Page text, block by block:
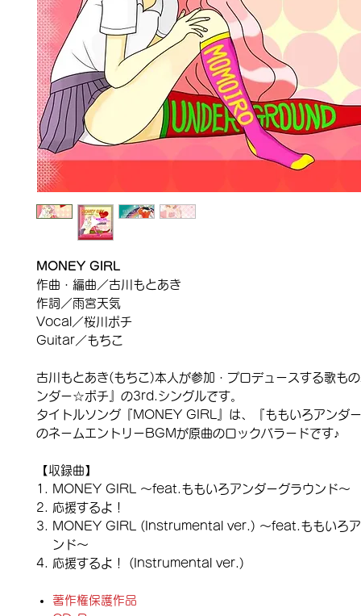
MONEY GIRL
作曲・編曲／古川もとあき
作詞／雨宮天気
Vocal／桜川ポチ
Guitar／もちこ
古川もとあき(もちこ)本人が参加・プロデュースする歌も
ンダー☆ポチ』の3rd.シングルです。
タイトルソング『MONEY GIRL』は、『ももいろアンダ
のネームエントリーBGMが原曲のロックバラードです♪
【収録曲】
MONEY GIRL ～feat.ももいろアンダーグラウンド～
応援するよ！
MONEY GIRL (Instrumental ver.) ～feat.ももいろア
ンド～
応援するよ！ (Instrumental ver.)
著作権保護作品